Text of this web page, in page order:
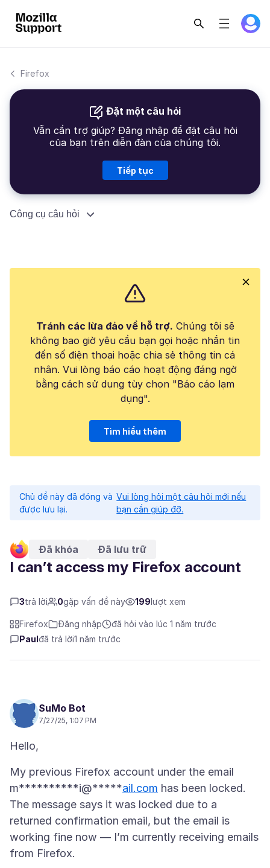
Firefox
Đặt một câu hỏi
Vẫn cần trợ giúp? Đăng nhập để đặt câu hỏi
của bạn trên diễn đàn của chúng tôi.
Tiếp tục
Công cụ câu hỏi
Tránh các lừa đảo về hỗ trợ. Chúng tôi sẽ
không bao giờ yêu cầu bạn gọi hoặc nhắn tin
đến số điện thoại hoặc chia sẻ thông tin cá
nhân. Vui lòng báo cáo hoạt động đáng ngờ
bằng cách sử dụng tùy chọn "Báo cáo lạm
dụng".
Tìm hiểu thêm
Chủ đề này đã đóng và
được lưu lại.
Vui lòng hỏi một câu hỏi mới nếu
bạn cần giúp đỡ.
Đã khóa Đã lưu trữ
I can’t access my Firefox account
3trả lời 0gặp vấn đề này 199lượt xem
Firefox Đăng nhập
đã hỏi vào lúc 1 năm trước
Paulđã trả lời1 năm trước
SuMo Bot
7/27/25, 1:07 PM
My previous Firefox account under the email
m**********i@*****ail.com has been locked.
The message says it was locked due to a
returned confirmation email, but the email is
working fine now — I’m currently receiving emails